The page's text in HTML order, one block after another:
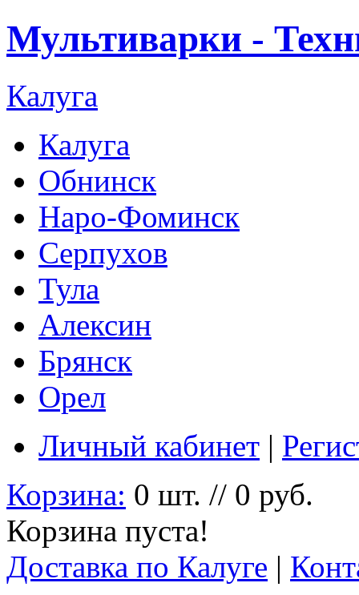
Мультиварки -
Калуга
Калуга
Обнинск
Наро-Фоминск
Серпухов
Тула
Алексин
Брянск
Орел
Личный кабинет |
Корзина: 0 шт. // 0 руб.
Корзина пуста!
Доставка по Калуге |